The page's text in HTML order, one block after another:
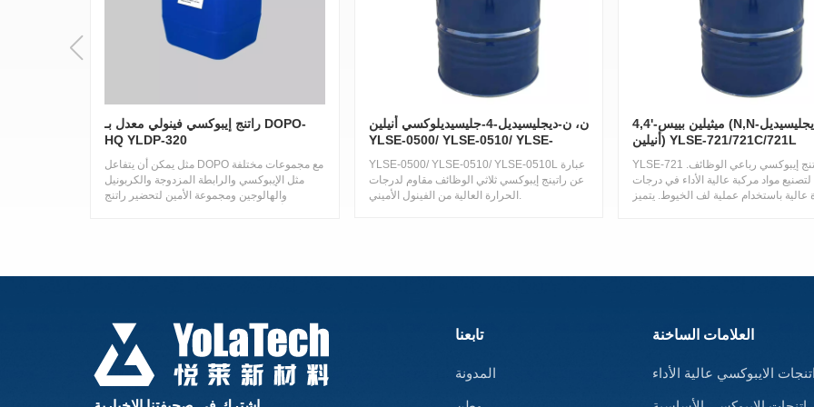
راتنج إيبوكسي فينولي معدل بـ DOPO-
HQ YLDP-320
مثل يمكن أن يتفاعل DOPO مع مجموعات مختلفة
مثل الإيبوكسي والرابطة المزدوجة والكربونيل
والهالوجين ومجموعة الأمين لتحضير راتنج
ن، ن-ديجليسيديل-4-جليسيديلوكسي أنيلين
YLSE-0500/ YLSE-0510/ YLSE-
YLSE-0500/ YLSE-0510/ YLSE-0510L عبارة
عن راتينج إيبوكسي ثلاثي الوظائف مقاوم لدرجات
4,4'-ميثيلين بييس (N,N-ديجليسيديل
أنيلين) YLSE-721/721C/721L
YLSE-721 هو راتنج إيبوكسي رباعي الوظائف.
مواد مركبة عالية الأداء في درجات
عالية باستخدام عملية لف الخيوط. يتميز
تابعنا
المدونة
العلامات الساخنة
الايبوكسي عالية الأداء